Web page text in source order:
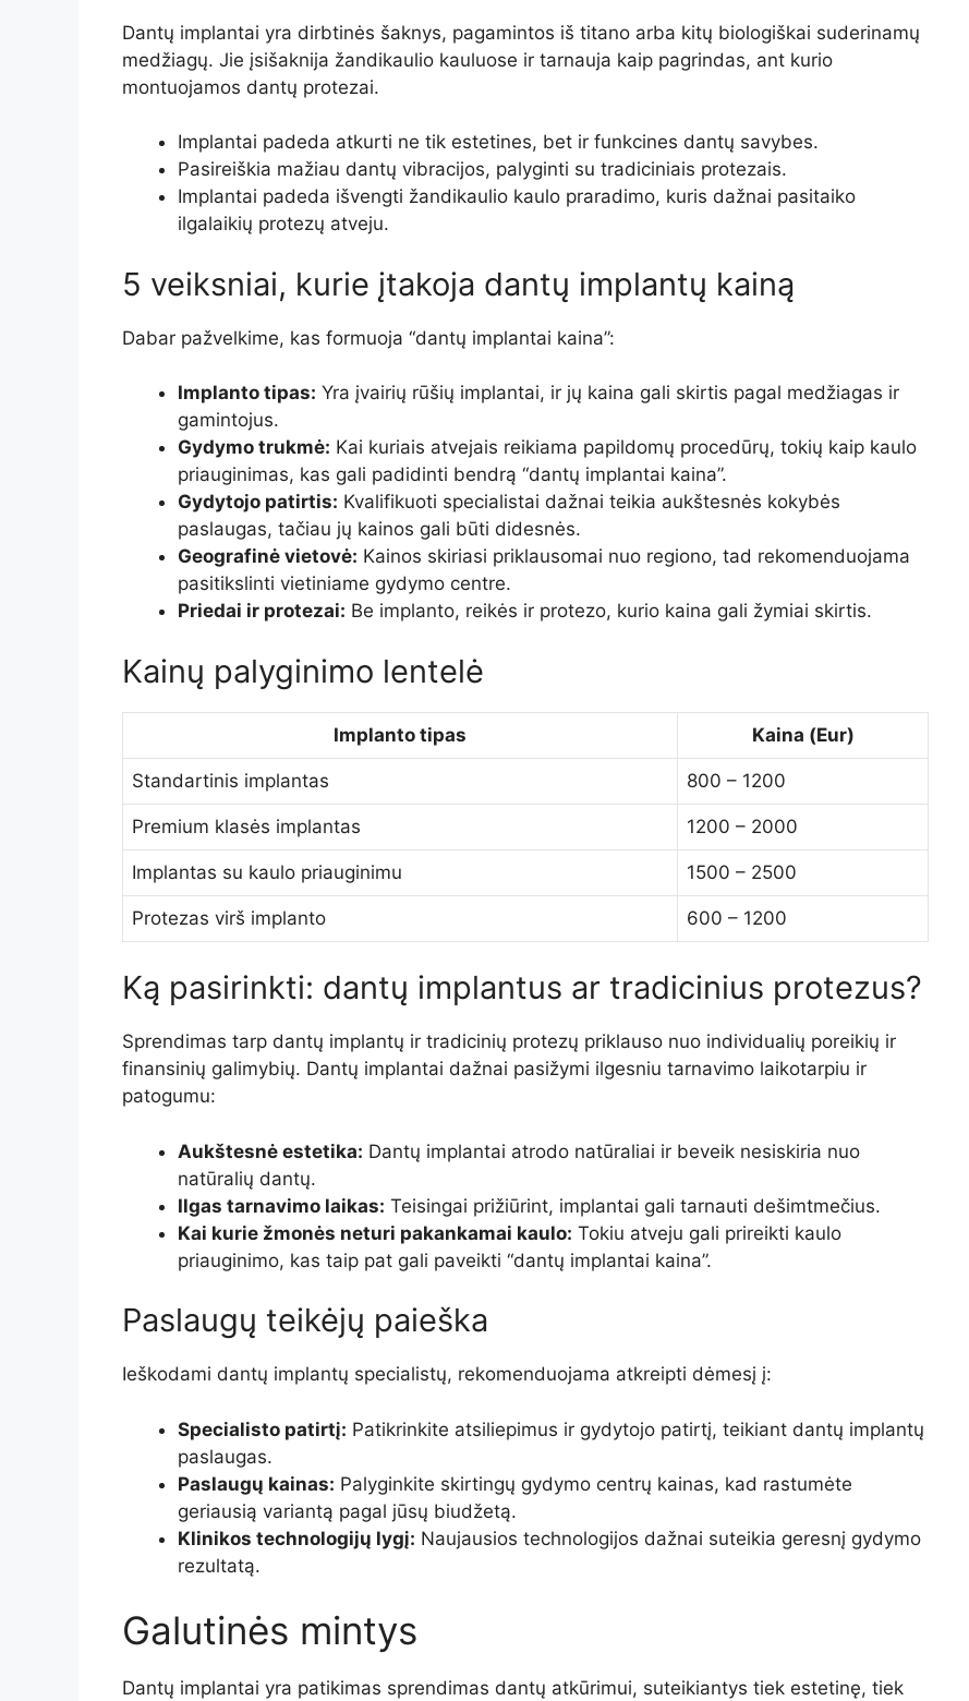
Dantų implantai yra dirbtinės šaknys, pagamintos iš titano arba kitų biologiškai suderinamų
medžiagų. Jie įsišaknija žandikaulio kauluose ir tarnauja kaip pagrindas, ant kurio
montuojamos dantų protezai.
Implantai padeda atkurti ne tik estetines, bet ir funkcines dantų savybes.
Pasireiškia mažiau dantų vibracijos, palyginti su tradiciniais protezais.
Implantai padeda išvengti žandikaulio kaulo praradimo, kuris dažnai pasitaiko
ilgalaikių protezų atveju.
5 veiksniai, kurie įtakoja dantų implantų kainą
Dabar pažvelkime, kas formuoja “dantų implantai kaina”:
Implanto tipas: Yra įvairių rūšių implantai, ir jų kaina gali skirtis pagal medžiagas ir
gamintojus.
Gydymo trukmė: Kai kuriais atvejais reikiama papildomų procedūrų, tokių kaip kaulo
priauginimas, kas gali padidinti bendrą “dantų implantai kaina”.
Gydytojo patirtis: Kvalifikuoti specialistai dažnai teikia aukštesnės kokybės
paslaugas, tačiau jų kainos gali būti didesnės.
Geografinė vietovė: Kainos skiriasi priklausomai nuo regiono, tad rekomenduojama
pasitikslinti vietiniame gydymo centre.
Priedai ir protezai: Be implanto, reikės ir protezo, kurio kaina gali žymiai skirtis.
Kainų palyginimo lentelė
Implanto tipas Kaina (Eur)
Standartinis implantas 800 – 1200
Premium klasės implantas 1200 – 2000
Implantas su kaulo priauginimu 1500 – 2500
Protezas virš implanto 600 – 1200
Ką pasirinkti: dantų implantus ar tradicinius protezus?
Sprendimas tarp dantų implantų ir tradicinių protezų priklauso nuo individualių poreikių ir
finansinių galimybių. Dantų implantai dažnai pasižymi ilgesniu tarnavimo laikotarpiu ir
patogumu:
Aukštesnė estetika: Dantų implantai atrodo natūraliai ir beveik nesiskiria nuo
natūralių dantų.
Ilgas tarnavimo laikas: Teisingai prižiūrint, implantai gali tarnauti dešimtmečius.
Kai kurie žmonės neturi pakankamai kaulo: Tokiu atveju gali prireikti kaulo
priauginimo, kas taip pat gali paveikti “dantų implantai kaina”.
Paslaugų teikėjų paieška
Ieškodami dantų implantų specialistų, rekomenduojama atkreipti dėmesį į:
Specialisto patirtį: Patikrinkite atsiliepimus ir gydytojo patirtį, teikiant dantų implantų
paslaugas.
Paslaugų kainas: Palyginkite skirtingų gydymo centrų kainas, kad rastumėte
geriausią variantą pagal jūsų biudžetą.
Klinikos technologijų lygį: Naujausios technologijos dažnai suteikia geresnį gydymo
rezultatą.
Galutinės mintys
Dantų implantai yra patikimas sprendimas dantų atkūrimui, suteikiantys tiek estetinę, tiek